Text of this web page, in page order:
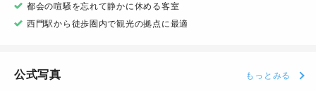
都会の喧騒を忘れて静かに休める客室
西門駅から徒歩圏内で観光の拠点に最適
公式写真 もっとみる